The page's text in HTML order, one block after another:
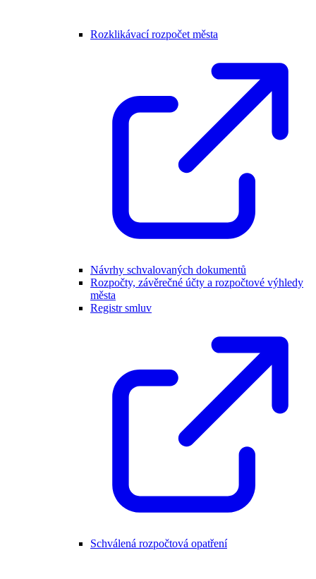
Rozklikávací rozpočet města
Návrhy schvalovaných dokumentů
Rozpočty, závěrečné účty a rozpočtové výhledy
města
Registr smluv
Schválená rozpočtová opatření